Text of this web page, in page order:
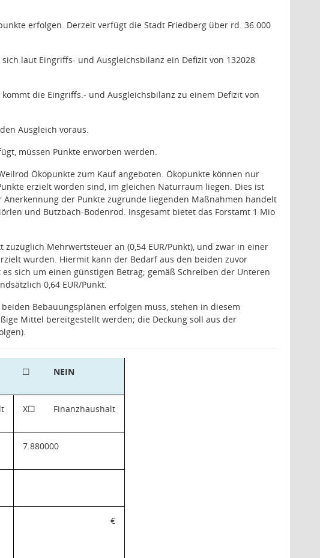
erfolgen. Derzeit verfügt die Stadt Friedberg über rd. 36.000
laut Eingriffs- und Ausgleichsbilanz ein Defizit von 132028
die Eingriffs.- und Ausgleichsbilanz zu einem Defizit von
Ausgleich voraus.
müssen Punkte erworben werden.
Ökopunkte zum Kauf angeboten. Ökopunkte können nur
erzielt worden sind, im gleichen Naturraum liegen. Dies ist
der Punkte zugrunde liegenden Maßnahmen handelt
und Butzbach-Bodenrod. Insgesamt bietet das Forstamt 1 Mio
Mehrwertsteuer an (0,54 EUR/Punkt), und zwar in einer
wurden. Hiermit kann der Bedarf aus den beiden zuvor
sich um einen günstigen Betrag; gemäß Schreiben der Unteren
0,64 EUR/Punkt.
Bebauungsplänen erfolgen muss, stehen in diesem
Mittel bereitgestellt werden; die Deckung soll aus der
☐ NEIN
X☐ Finanzhaushalt
7.880000
€